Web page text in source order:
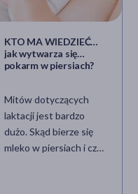
KTO MA WIEDZIEĆ…
jak wytwarza się
pokarm w piersiach?
Mitów dotyczących
laktacji jest bardzo
dużo. Skąd bierze się
mleko w piersiach i czy